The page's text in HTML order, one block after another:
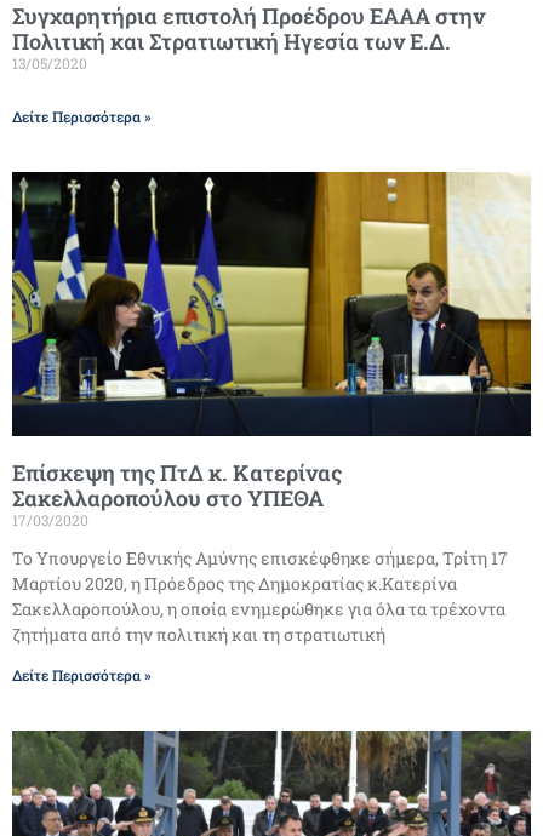
Συγχαρητήρια επιστολή Προέδρου ΕΑΑΑ στην
Πολιτική και Στρατιωτική Ηγεσία των Ε.Δ.
13/05/2020
Δείτε Περισσότερα »
Επίσκεψη της ΠτΔ κ. Κατερίνας
Σακελλαροπούλου στο ΥΠΕΘΑ
17/03/2020
Το Υπουργείο Εθνικής Αμύνης επισκέφθηκε σήμερα, Τρίτη 17
Μαρτίου 2020, η Πρόεδρος της Δημοκρατίας κ.Κατερίνα
Σακελλαροπούλου, η οποία ενημερώθηκε για όλα τα τρέχοντα
ζητήματα από την πολιτική και τη στρατιωτική
Δείτε Περισσότερα »